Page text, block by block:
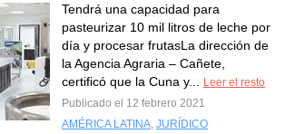
Tendrá una capacidad para
pasteurizar 10 mil litros de leche por
día y procesar frutasLa dirección de
la Agencia Agraria – Cañete,
certificó que la Cuna y...
Leer el resto
Publicado el 12 febrero 2021
AMÉRICA LATINA, JURÍDICO